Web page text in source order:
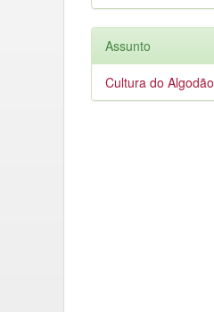
Assunto
Cultura do Algodão